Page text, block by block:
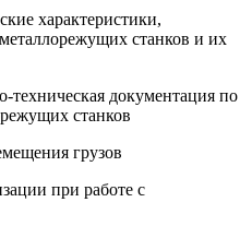
характеристики,
станков и их
техническая документация по
станков
грузов
при работе с